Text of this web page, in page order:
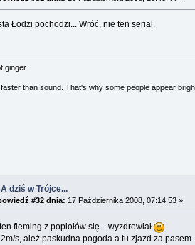
Łodzi pochodzi... Wróć, nie ten serial.
ginger
than sound. That's why some people appear
dziś w Trójce...
#32 dnia: 17 Października 2008, 07:14:53 »
fleming z popiołów się... wyzdrowiał
s, ależ paskudna pogoda a tu zjazd za